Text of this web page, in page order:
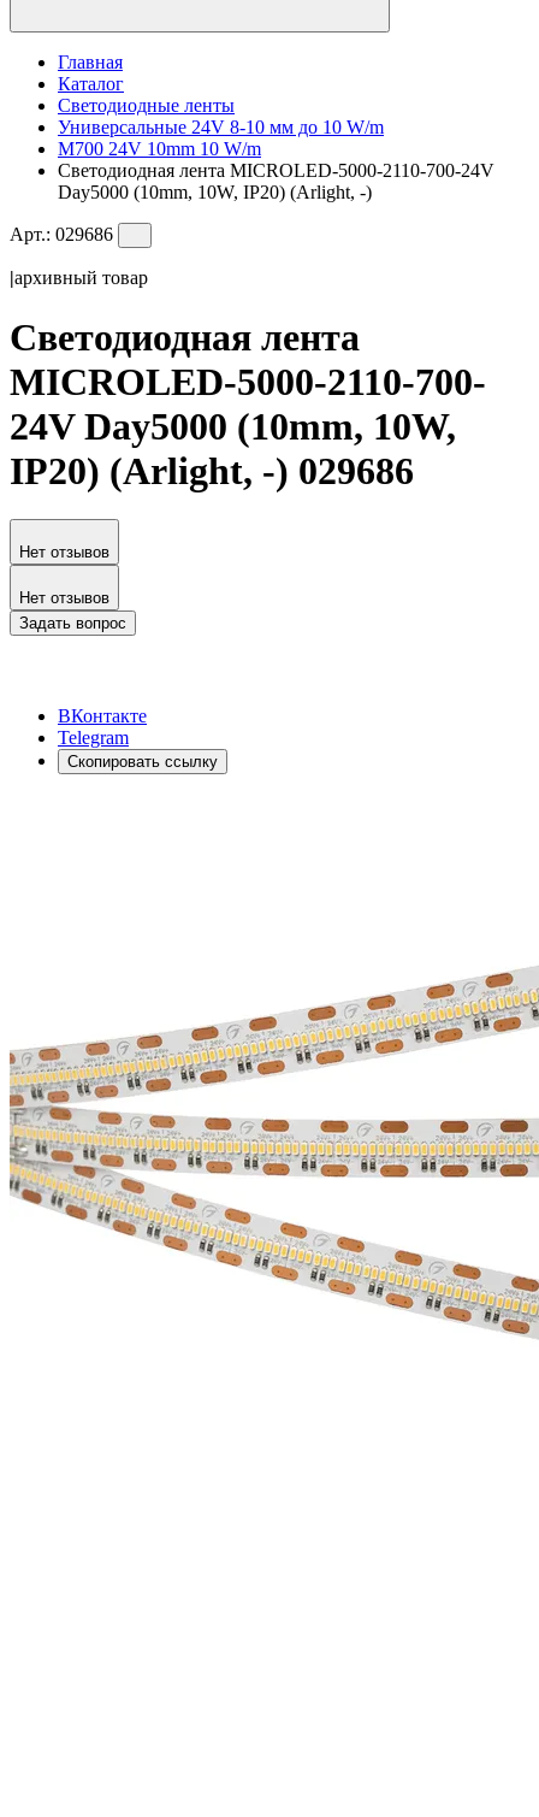
Главная
Каталог
Светодиодные ленты
Универсальные 24V 8-10 мм до 10 W/m
M700 24V 10mm 10 W/m
Светодиодная лента MICROLED-5000-2110-700-24V
Day5000 (10mm, 10W, IP20) (Arlight, -)
Арт.: 029686
|архивный товар
Светодиодная лента
MICROLED-5000-2110-700-
24V Day5000 (10mm, 10W,
IP20) (Arlight, -) 029686
Нет отзывов
Нет отзывов
Задать вопрос
ВКонтакте
Telegram
Скопировать ссылку